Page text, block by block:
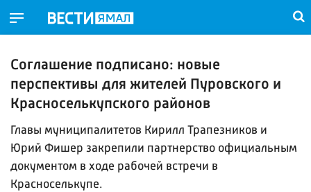
Соглашение подписано: новые
перспективы для жителей Пуровского и
Красноселькупского районов
Главы муниципалитетов Кирилл Трапезников и
Юрий Фишер закрепили партнерство официальным
документом в ходе рабочей встречи в
Красноселькупе.